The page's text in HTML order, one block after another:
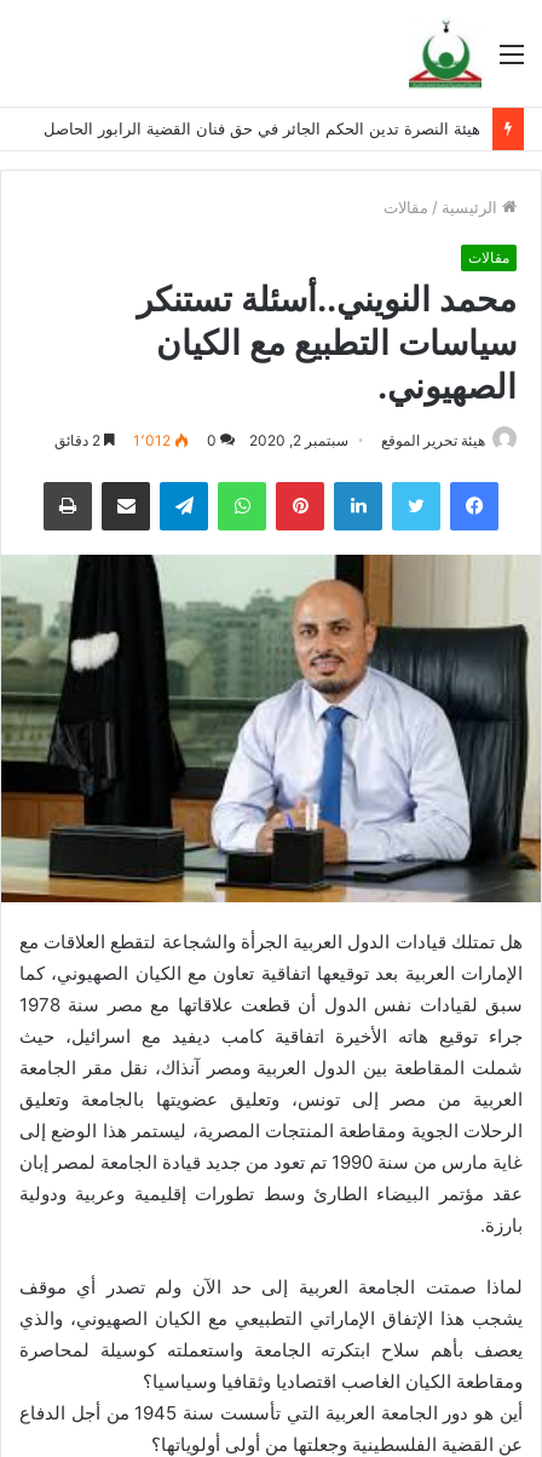
القائمة
هيئة النصرة تدين الحكم الجائر في حق فنان القضية الرابور الحاصل
الرئيسية / مقالات
مقالات
محمد النويني..أسئلة تستنكر
سياسات التطبيع مع الكيان
الصهيوني.
هيئة تحرير الموقع سبتمبر 2, 2020 0 1٬012
فيسبوك تويتر لينكدإن بينتيريستواتساب تيلقرام مشاركة عبر البريد طباعة
هل تمتلك قيادات الدول العربية الجرأة والشجاعة لتقطع العلاقات مع
الإمارات العربية بعد توقيعها اتفاقية تعاون مع الكيان الصهيوني، كما
سبق لقيادات نفس الدول أن قطعت علاقاتها مع مصر سنة 1978
جراء توقيع هاته الأخيرة اتفاقية كامب ديفيد مع اسرائيل، حيث
شملت المقاطعة بين الدول العربية ومصر آنذاك، نقل مقر الجامعة
العربية من مصر إلى تونس، وتعليق عضويتها بالجامعة وتعليق
الرحلات الجوية ومقاطعة المنتجات المصرية، ليستمر هذا الوضع إلى
غاية مارس من سنة 1990 تم تعود من جديد قيادة الجامعة لمصر إبان
عقد مؤتمر البيضاء الطارئ وسط تطورات إقليمية وعربية ودولية
بارزة.
لماذا صمتت الجامعة العربية إلى حد الآن ولم تصدر أي موقف
يشجب هذا الإتفاق الإماراتي التطبيعي مع الكيان الصهيوني، والذي
يعصف بأهم سلاح ابتكرته الجامعة واستعملته كوسيلة لمحاصرة
ومقاطعة الكيان الغاصب اقتصاديا وثقافيا وسياسيا؟
أين هو دور الجامعة العربية التي تأسست سنة 1945 من أجل الدفاع
عن القضية الفلسطينية وجعلتها من أولى أولوياتها؟